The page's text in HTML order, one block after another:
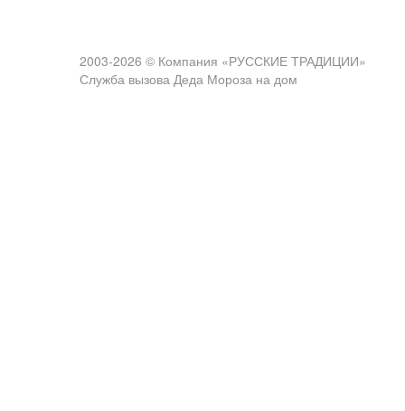
2003-2026 © Компания «РУССКИЕ ТРАДИЦИИ»
Служба вызова Деда Мороза на дом